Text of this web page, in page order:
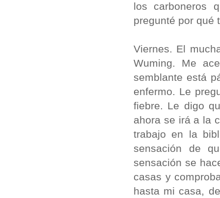
los carboneros
pregunté por qué
Viernes. El
Wuming. Me
semblante está
enfermo. Le
fiebre. Le digo
ahora se irá a la
trabajo en la
sensación de
sensación se
casas y
hasta mi casa,